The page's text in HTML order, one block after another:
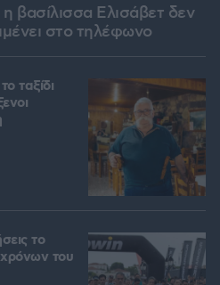
βασίλισσα Ελισάβετ δεν
στο τηλέφωνο
ταξίδι
το
χρόνων του